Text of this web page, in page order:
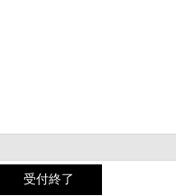
受付終了